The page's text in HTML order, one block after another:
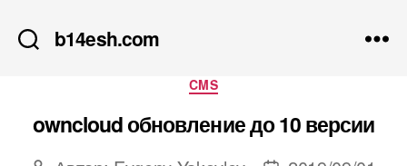
b14esh.com
Рубрики
CMS
owncloud обновление до 10 версии